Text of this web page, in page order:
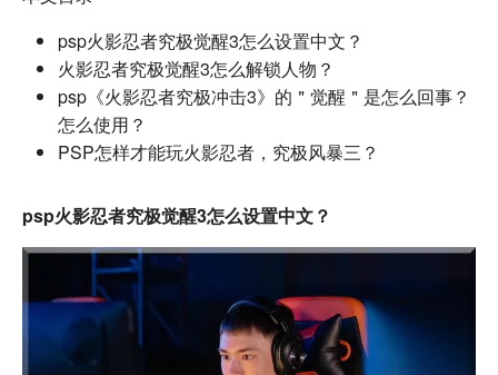
psp火影忍者究极觉醒3怎么设置中文？
火影忍者究极觉醒3怎么解锁人物？
psp《火影忍者究极冲击3》的＂觉醒＂是怎么回事？
怎么使用？
PSP怎样才能玩火影忍者，究极风暴三？
psp火影忍者究极觉醒3怎么设置中文？